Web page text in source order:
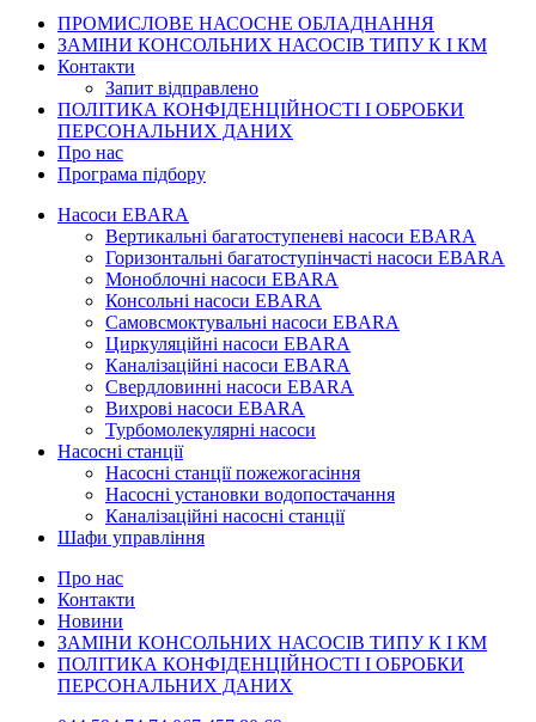
ПРОМИСЛОВЕ НАСОСНЕ ОБЛАДНАННЯ
ЗАМІНИ КОНСОЛЬНИХ НАСОСІВ ТИПУ К І КМ
Контакти
Запит відправлено
ПОЛІТИКА КОНФІДЕНЦІЙНОСТІ І ОБРОБКИ
ПЕРСОНАЛЬНИХ ДАНИХ
Про нас
Програма підбору
Насоси EBARA
Вертикальні багатоступеневі насоси EBARA
Горизонтальні багатоступінчасті насоси EBARA
Моноблочні насоси EBARA
Консольні насоси EBARA
Самовсмоктувальні насоси EBARA
Циркуляційні насоси EBARA
Каналізаційні насоси EBARA
Свердловинні насоси EBARA
Вихрові насоси EBARA
Турбомолекулярні насоси
Насосні станції
Насосні станції пожежогасіння
Насосні установки водопостачання
Каналізаційні насосні станції
Шафи управління
Про нас
Контакти
Новини
ЗАМІНИ КОНСОЛЬНИХ НАСОСІВ ТИПУ К І КМ
ПОЛІТИКА КОНФІДЕНЦІЙНОСТІ І ОБРОБКИ
ПЕРСОНАЛЬНИХ ДАНИХ